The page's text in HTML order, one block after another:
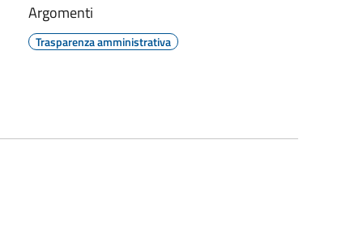
Argomenti
Trasparenza amministrativa